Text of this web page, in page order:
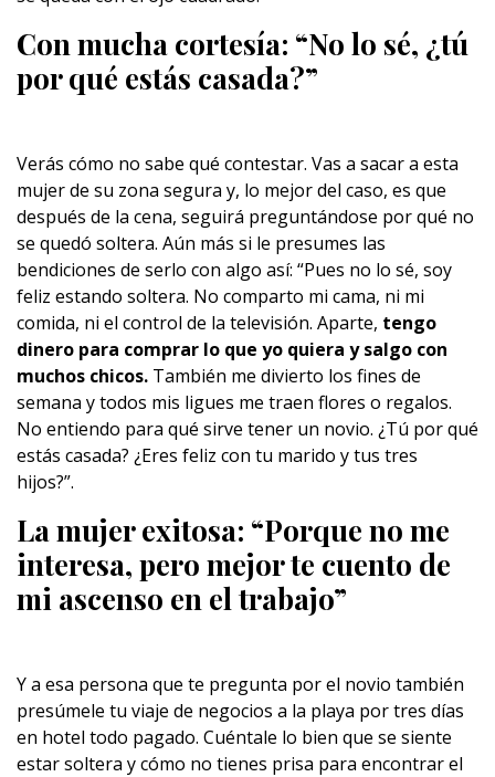
Con mucha cortesía: “No lo sé, ¿tú
por qué estás casada?”
Verás cómo no sabe qué contestar. Vas a sacar a esta
mujer de su zona segura y, lo mejor del caso, es que
después de la cena, seguirá preguntándose por qué no
se quedó soltera. Aún más si le presumes las
bendiciones de serlo con algo así: “Pues no lo sé, soy
feliz estando soltera. No comparto mi cama, ni mi
comida, ni el control de la televisión. Aparte, tengo
dinero para comprar lo que yo quiera y salgo con
muchos chicos. También me divierto los fines de
semana y todos mis ligues me traen flores o regalos.
No entiendo para qué sirve tener un novio. ¿Tú por qué
estás casada? ¿Eres feliz con tu marido y tus tres
hijos?”.
La mujer exitosa: “Porque no me
interesa, pero mejor te cuento de
mi ascenso en el trabajo”
Y a esa persona que te pregunta por el novio también
presúmele tu viaje de negocios a la playa por tres días
en hotel todo pagado. Cuéntale lo bien que se siente
estar soltera y cómo no tienes prisa para encontrar el